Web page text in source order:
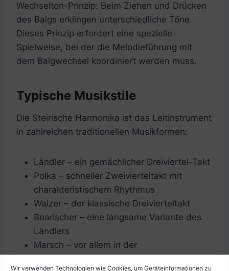
Wir verwenden Technologien wie Cookies, um Geräteinformationen zu
Wechselton-Prinzip: Beim Ziehen und Drücken
des Balgs erklingen unterschiedliche Töne.
Dieses Prinzip erfordert eine spezielle
Spielweise, bei der die Melodieführung mit
dem Balgwechsel koordiniert werden muss.
Typische Musikstile
Die Steirische Harmonika ist das Leitinstrument
in zahlreichen traditionellen Musikformen:
Ländler – ein gemächlicher Dreiviertel-Takt
Polka – schneller Zweivierteltakt mit
charakteristischem Rhythmus
Walzer – der klassische Dreivierteltakt
Boarischer – eine langsame Variante des
Ländlers
Marsch – vor allem in der